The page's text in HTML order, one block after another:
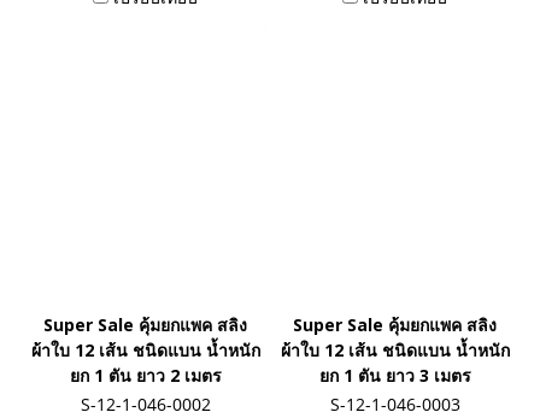
Super Sale คุ้มยกแพค สลิง
ผ้าใบ 12 เส้น ชนิดแบน น้ำหนัก
ยก 1 ตัน ยาว 2 เมตร
S-12-1-046-0002
Super Sale คุ้มยกแพค สลิง
ผ้าใบ 12 เส้น ชนิดแบน น้ำหนัก
ยก 1 ตัน ยาว 3 เมตร
S-12-1-046-0003